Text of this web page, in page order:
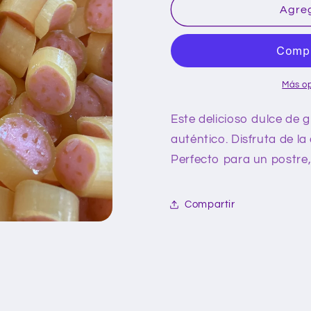
guayaba
Caramelo
guayaba
450g
Más
Este delicioso dulce de
auténtico. Disfruta de
Perfecto para un
Compartir